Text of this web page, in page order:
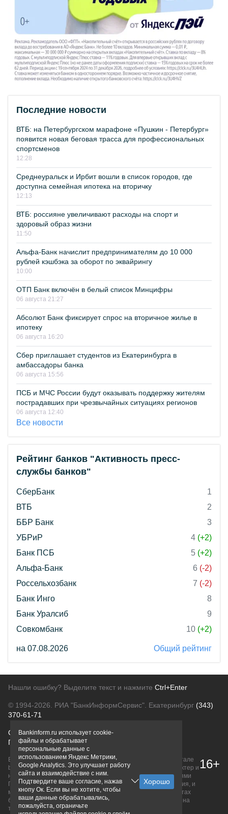
Последние новости
ВТБ: на Петербургском марафоне «Пушкин - Петербург»
появится новая беговая трасса для профессиональных
спортсменов
12:28
Среднеуральск и Ирбит вошли в список городов, где
доступна семейная ипотека на вторичку
12:13
ВТБ: россияне увеличивают расходы на спорт и
здоровый образ жизни
11:50
Альфа-Банк начислит предпринимателям до 10 000
рублей кэшбэка за оборот по эквайрингу
10:00
ОТП Банк включён в белый список Минцифры
06 августа 21:27
Абсолют Банк фиксирует спрос на вторичное жилье в
ипотеку
06 августа 16:20
Сбер приглашает студентов из Екатеринбурга в
амбассадоры банка
06 августа 15:56
ПСБ и МЧС России будут оказывать поддержку жителям
пострадавших при чрезвычайных ситуациях регионов
06 августа 12:40
Все новости
Рейтинг банков "Активность пресс-
службы банков"
СберБанк
1
ВТБ
2
ББР Банк
3
УБРиР
4 (+2)
Банк ПСБ
5 (+2)
Альфа-Банк
6 (-2)
Россельхозбанк
7 (-2)
Банк Инго
8
Банк Уралсиб
9
Совкомбанк
10 (+2)
на 07.08.2026 Общий рейтинг
Нашли ошибку? Выделите текст и нажмите Ctrl+Enter
© 1994-2026. РИА "БанкИнформСервис". Екатеринбург (343)
370-61-71
О проектеПолитика конфиденциальности
Правовая информацияДля рекламодателей
Вся информация о продуктах банков, размещенная на портале
bankinform.ru, носит исключительно ознакомительный характер и
не является публичной офертой, определяемой положениями
ГК РФ. Информация не содержит точного и полного описания, и
может быть изменена. Конечные условия уточняйте на сайтах
банков или при личном обращении. Исключительное право на
товарные знаки принадлежит их правообладателям.
16+
Bankinform.ru использует cookie-
файлы и обрабатывает
персональные данные с
использованием Яндекс Метрики,
Google Analytics. Это улучшает работу
сайта и взаимодействие с ним.
Подтвердите ваше согласие, нажав
кнопу Ок. Если вы не хотите, чтобы
ваши данные обрабатывались,
пожалуйста, ограничьте